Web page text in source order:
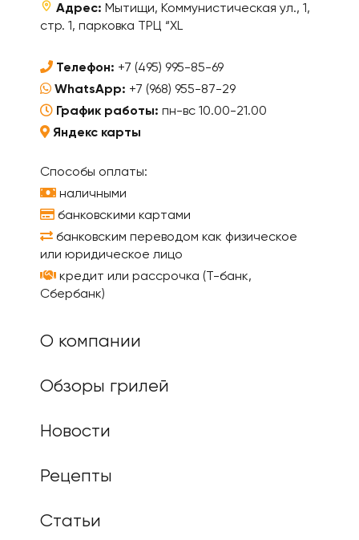
Адрес: Мытищи, Коммунистическая ул., 1,
стр. 1, парковка ТРЦ “XL
Телефон: +7 (495) 995-85-69
WhatsApp: +7 (968) 955-87-29
График работы: пн-вс 10.00-21.00
Яндекс карты
Способы оплаты:
наличными
банковскими картами
банковским переводом как физическое
или юридическое лицо
кредит или рассрочка (Т-банк,
Сбербанк)
О компании
Обзоры грилей
Новости
Рецепты
Статьи